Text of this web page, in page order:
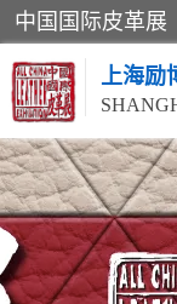
上海励
2026中国国际
ACLE
2026上海合成